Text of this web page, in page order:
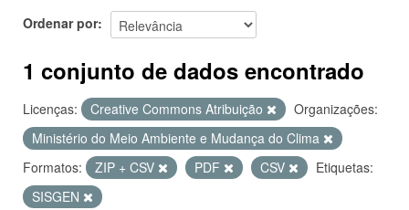
Ordenar por
1 conjunto de dados encontrado
Licenças: Creative Commons Atribuição
Organizações:
Ministério do Meio Ambiente e Mudança do Clima
Formatos:
ZIP + CSV PDF CSV
Etiquetas:
SISGEN